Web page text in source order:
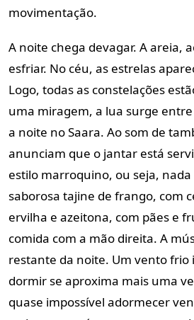
movimentação.
A noite chega devagar. A areia,
esfriar. No céu, as estrelas
Logo, todas as constelações
uma miragem, a lua surge
a noite no Saara. Ao som de
anunciam que o jantar está
estilo marroquino, ou seja,
saborosa tajine de frango, com
ervilha e azeitona, com pães e
comida com a mão direita. A
restante da noite. Um vento frio
dormir se aproxima mais uma
quase impossível adormecer